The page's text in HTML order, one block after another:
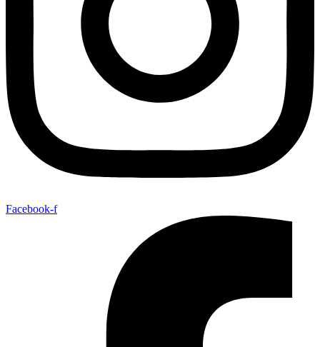
Facebook-f